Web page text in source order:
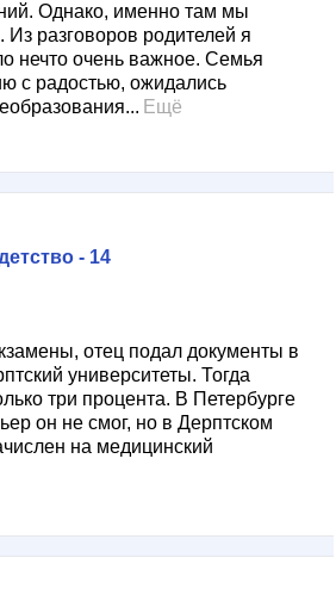
Однако, именно там мы
разговоров родителей я
нечто очень важное. Семья
с радостью, ожидались
Ещё
- 14
отец подал документы в
университеты. Тогда
три процента. В Петербурге
он не смог, но в Дерптском
на медицинский